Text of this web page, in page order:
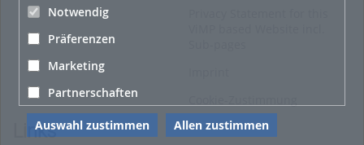
Notwendig
Präferenzen
Marketing
Partnerschaften
Auswahl zustimmen Allen zustimmen
Links